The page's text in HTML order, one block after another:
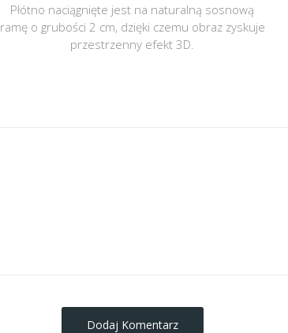
Płótno naciągnięte jest na naturalną sosnową
ramę o grubości 2 cm, dzięki czemu obraz zyskuje
przestrzenny efekt 3D.
Dodaj Komentarz